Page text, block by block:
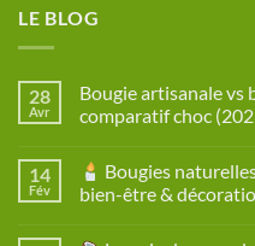
LE BLOG
28
Avr
Bougie artisanale vs
comparatif choc
sur
Bougie
artisanale
14
Fév
Bougies
bien-être &